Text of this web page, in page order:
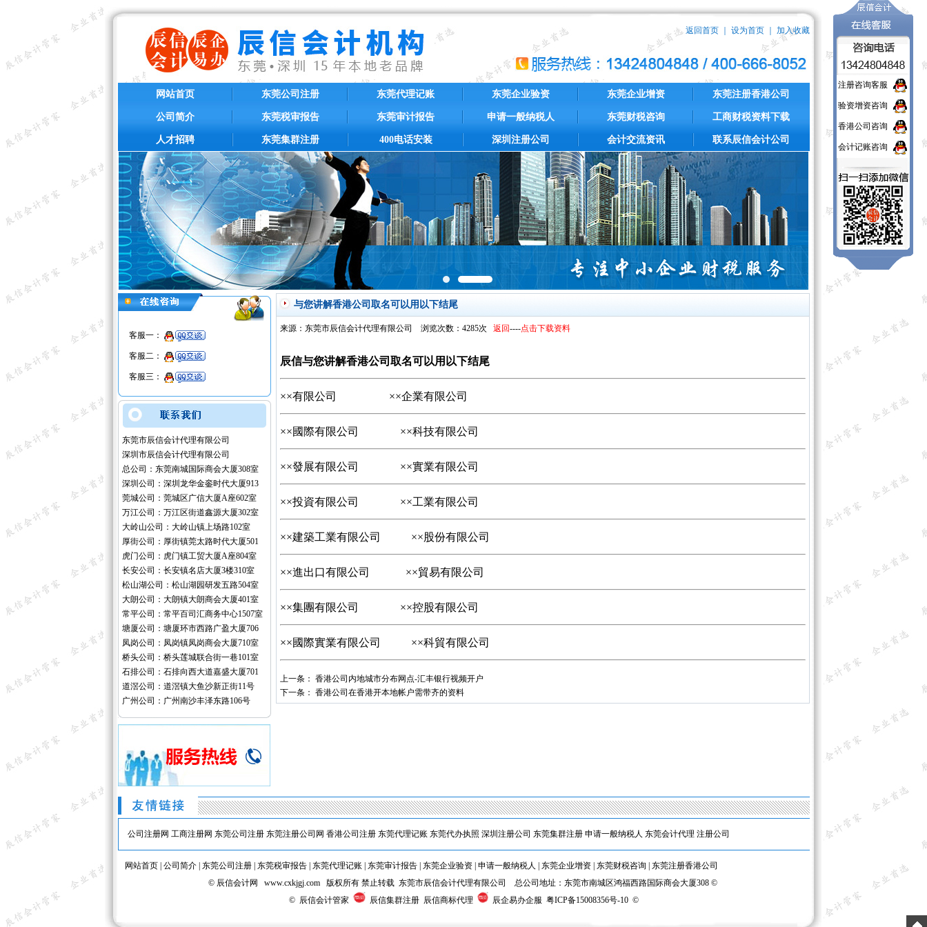
返回首页｜ 设为首页｜ 加入收藏
网站首页
公司简介
人才招聘
东莞公司注册
东莞税审报告
东莞集群注册
东莞代理记账
东莞审计报告
400电话安装
东莞企业验资
申请一般纳税人
深圳注册公司
东莞企业增资
东莞财税咨询
会计交流资讯
东莞注册香港公司
工商财税资料下载
联系辰信会计公司
1 2
客服一：
客服二：
客服三：
东莞市辰信会计代理有限公司
深圳市辰信会计代理有限公司
总公司：东莞南城国际商会大厦308室
深圳公司：深圳龙华金銮时代大厦913
莞城公司：莞城区广信大厦A座602室
万江公司：万江区街道鑫源大厦302室
大岭山公司：大岭山镇上场路102室
厚街公司：厚街镇莞太路时代大厦501
虎门公司：虎门镇工贸大厦A座804室
长安公司：长安镇名店大厦3楼310室
松山湖公司：松山湖园研发五路504室
大朗公司：大朗镇大朗商会大厦401室
常平公司：常平百司汇商务中心1507室
塘厦公司：塘厦环市西路广盈大厦706
凤岗公司：凤岗镇凤岗商会大厦710室
桥头公司：桥头莲城联合街一巷101室
石排公司：石排向西大道嘉盛大厦701
道滘公司：道滘镇大鱼沙新正街11号
广州公司：广州南沙丰泽东路106号
与您讲解香港公司取名可以用以下结尾
来源：东莞市辰信会计代理有限公司 浏览次数：4285次 返回----点击下载资料
辰信与您讲解香港公司取名可以用以下结尾
××有限公司 ××企業有限公司
××國際有限公司 ××科技有限公司
××發展有限公司 ××實業有限公司
××投資有限公司 ××工業有限公司
××建築工業有限公司 ××股份有限公司
××進出口有限公司 ××貿易有限公司
××集團有限公司 ××控股有限公司
××國際實業有限公司 ××科貿有限公司
上一条： 香港公司内地城市分布网点-汇丰银行视频开户
下一条： 香港公司在香港开本地帐户需带齐的资料
公司注册网 工商注册网 东莞公司注册 东莞注册公司网 香港公司注册 东莞代理记账 东莞代办执照 深圳注册公司 东莞集群注册 申请一般纳税人 东莞会计代理 注册公司
网站首页| 公司简介| 东莞公司注册| 东莞税审报告| 东莞代理记账| 东莞审计报告| 东莞企业验资| 申请一般纳税人 东莞企业增资| 东莞财税咨询
东莞注册香港公司
© 辰信会计网 www.cxkjgj.com 版权所有 禁止转载 东莞市辰信会计代理有限公司 总公司地址：东莞市南城区鸿福西路国际商会大厦308 ©
© 辰信会计管家
辰信集群注册 辰信商标代理 辰企易办企服 粤ICP备15008356号-10©
注册咨询客服
验资增资咨询
香港公司咨询
会计记账咨询